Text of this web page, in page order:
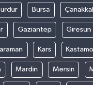
Bursa
Gaziantep Giresun
Kars
Mardin Mersin